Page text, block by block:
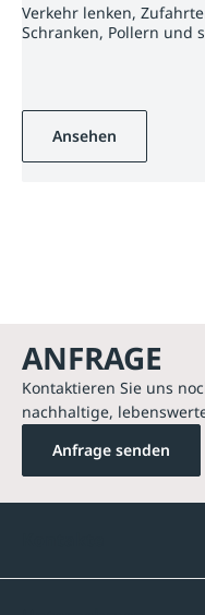
Verkehr lenken,
Schranken, Pollern und
Ansehen
ANFRAGE
Kontaktieren Sie uns
nachhaltige,
Anfrage senden